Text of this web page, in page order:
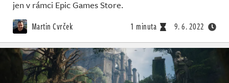
jen v rámci Epic Games Store.
Martin Cvrček 1 minuta 9. 6. 2022